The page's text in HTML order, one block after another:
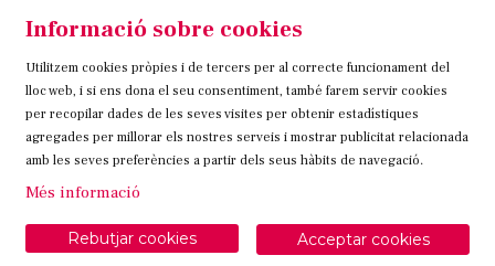
972 58 18 48 | 972 57 00 50
Sitemap Avís Legal Ús de Cookies Contacteu
Link a instagram
Link a twitter
Link a facebook
Informació sobre cookies
Utilitzem cookies pròpies i de tercers per al correcte funcionament del
lloc web, i si ens dona el seu consentiment, també farem servir cookies
per recopilar dades de les seves visites per obtenir estadístiques
agregades per millorar els nostres serveis i mostrar publicitat relacionada
amb les seves preferències a partir dels seus hàbits de navegació.
Més informació
Acceptar cookies
Rebutjar cookies